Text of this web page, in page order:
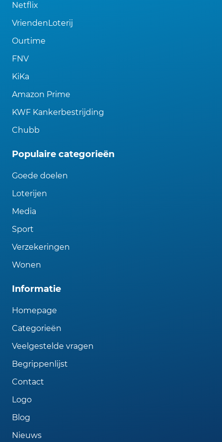
Netflix
VriendenLoterij
Ourtime
FNV
KiKa
Amazon Prime
KWF Kankerbestrijding
Chubb
Populaire categorieën
Goede doelen
Loterijen
Media
Sport
Verzekeringen
Wonen
Informatie
Homepage
Categorieën
Veelgestelde vragen
Begrippenlijst
Contact
Logo
Blog
Nieuws